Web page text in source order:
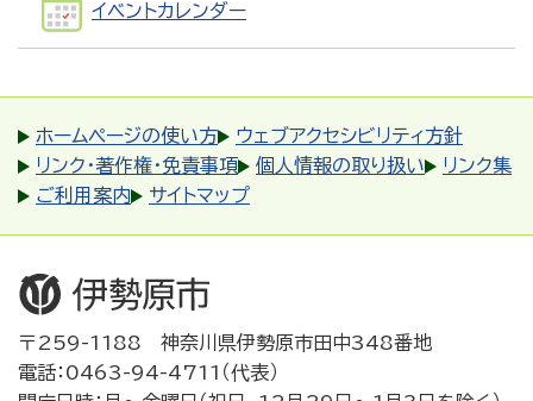
イベントカレンダー
ホームページの使い方
ウェブアクセシビリティ方針
リンク・著作権・免責事項
個人情報の取り扱い
リンク集
ご利用案内
サイトマップ
〒259-1188 神奈川県伊勢原市田中348番地
電話：0463-94-4711（代表）